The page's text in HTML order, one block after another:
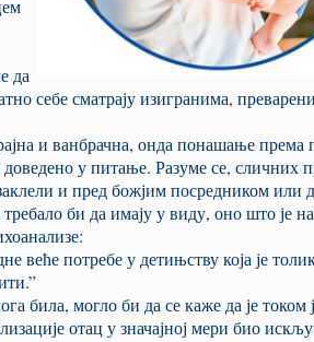
да
себе сматрају изигранима,
и ванбрачна, онда понашање
у питање. Разуме се, сличних
и пред божјим посредником или
би да имају у виду, оно што је
веће потребе у детињству која је
била, могло би да се каже да је током
отац у значајној мери био